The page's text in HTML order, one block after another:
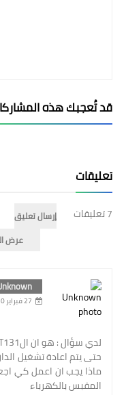
قد تُعجبك هذه
تعليقات
7 تعليقات
إرسال تعليق
عرض
27 فبراير 2020 في 6:58 ص
حتى يتم اعادة تشغيل
ماذا يجب ان اعمل كي
المقبس بالكهرباء